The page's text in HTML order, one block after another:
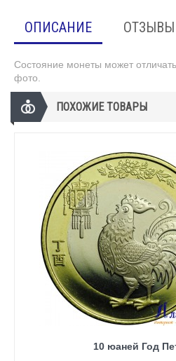
ОПИСАНИЕ ОТЗЫВЫ
Состояние монеты может
фото.
ПОХОЖИЕ ТОВАРЫ
10 юаней Год